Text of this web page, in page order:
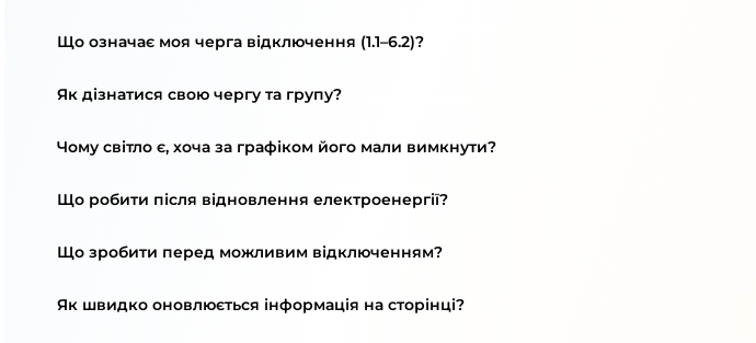
Що означає моя черга відключення (1.1–6.2)?
Як дізнатися свою чергу та групу?
Чому світло є, хоча за графіком його мали вимкнути?
Що робити після відновлення електроенергії?
Що зробити перед можливим відключенням?
Як швидко оновлюється інформація на сторінці?